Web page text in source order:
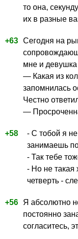
то она,
их в разные
+63 Сегодня на
мне и девушка
— Какая из
запомнилась
Честно
—
+58
- С тобой я
занимаешь
- Так тебе
- Но не такая
четверть -
+56
Я абсолютно
постоянно
согласитесь,